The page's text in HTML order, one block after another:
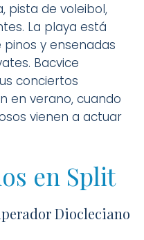
pista de voleibol,
La playa está
y ensenadas
Bacvice
conciertos
en verano, cuando
vienen a actuar
en Split
Diocleciano